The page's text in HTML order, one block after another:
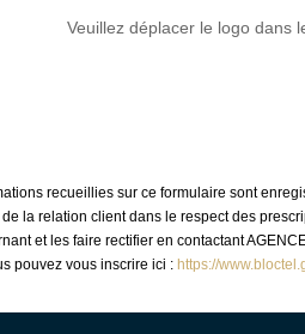
Veuillez déplacer le logo dans
recueillies sur ce formulaire sont
la relation client dans le respect des
et les faire rectifier en contactant
pouvez vous inscrire ici : https://